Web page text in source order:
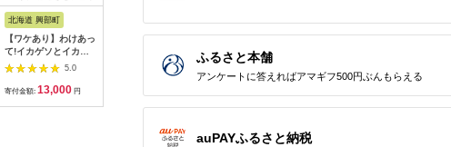
北海道 興部町
【ワケあり】わけあっ
て!イカゲソとイカミ
ミ
5.0
寄付金額: 13,000 円
【ふるさと納税】
100セット限定！ 期
間限定寄附額変更中！
イカ 剣先イカ 約
いしい 剣先いか 急速
冷凍 直送 CAS凍結 イ
ホタルイカセット（素
干し、沖漬け、味醂干
し
AB162.【博多辛子
ふるさと本舗
アンケートに答えればアマギフ500円ぶんもらえる
auPAYふるさと納税